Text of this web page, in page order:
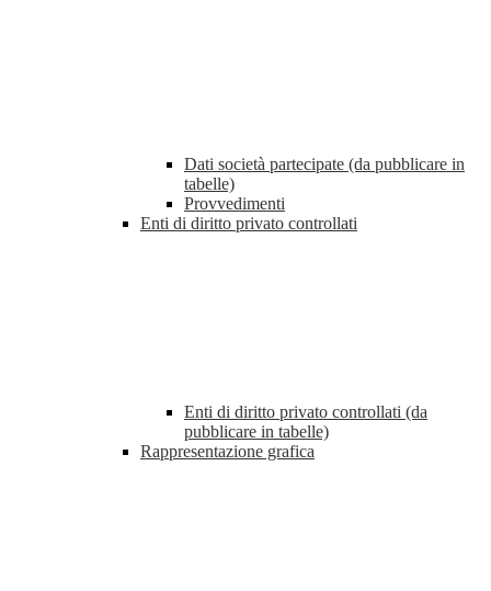
Dati società partecipate (da pubblicare in
tabelle)
Provvedimenti
Enti di diritto privato controllati
Enti di diritto privato controllati (da
pubblicare in tabelle)
Rappresentazione grafica